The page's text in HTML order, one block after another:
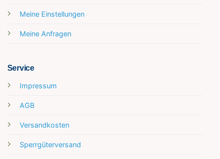
Meine Einstellungen
Meine Anfragen
Service
Impressum
AGB
Versandkosten
Sperrgüterversand